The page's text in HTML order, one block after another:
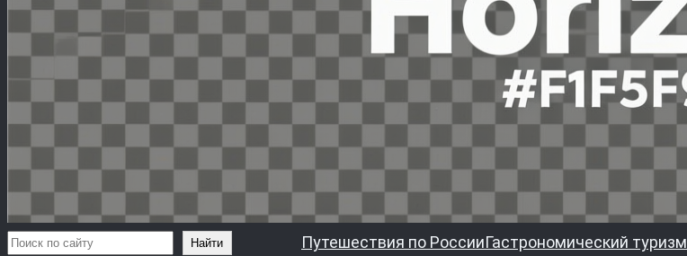
Поиск Найти Путешествия по РоссииГастрономический туризм